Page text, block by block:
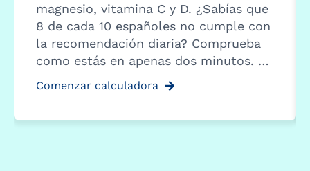
magnesio, vitamina C y D. ¿Sabías que
8 de cada 10 españoles no cumple con
la recomendación diaria? Comprueba
como estás en apenas dos minutos. …
Comenzar calculadora